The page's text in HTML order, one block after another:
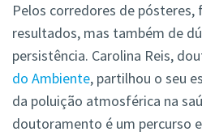
Pelos corredores de pósteres,
resultados, mas também de
persistência. Carolina Reis,
do Ambiente, partilhou o seu
da poluição atmosférica na
doutoramento é um percurso